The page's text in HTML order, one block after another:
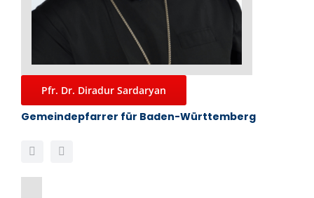
Pfr. Dr. Diradur Sardaryan
Gemeindepfarrer für Baden-Württemberg